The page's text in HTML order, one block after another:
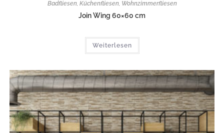
Badfliesen, Küchenfliesen, Wohnzimmerfliesen
Join Wing 60×60 cm
Weiterlesen